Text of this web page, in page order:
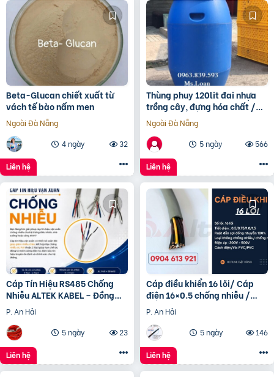
Beta-Glucan chiết xuất từ
vách tế bào nấm men
Ngoài Đà Nẵng
4 ngày
32
Liên hệ
Thùng phuy 120lit đai nhựa
trồng cây, đựng hóa chất /
0963 839 593 Ms.Loan
Ngoài Đà Nẵng
5 ngày
566
Liên hệ
Cáp Tín Hiệu RS485 Chống
Nhiễu ALTEK KABEL – Đồng
Nguyên Chất 100%, Truyền
Tín Hiệu Ổn Định
P. An Hải
5 ngày
23
Liên hệ
Cáp điều khiển 16 lõi/ Cáp
điện 16×0.5 chống nhiễu /
Control Cable SH -500
16×0.75 Altek Kabel
P. An Hải
5 ngày
146
Liên hệ